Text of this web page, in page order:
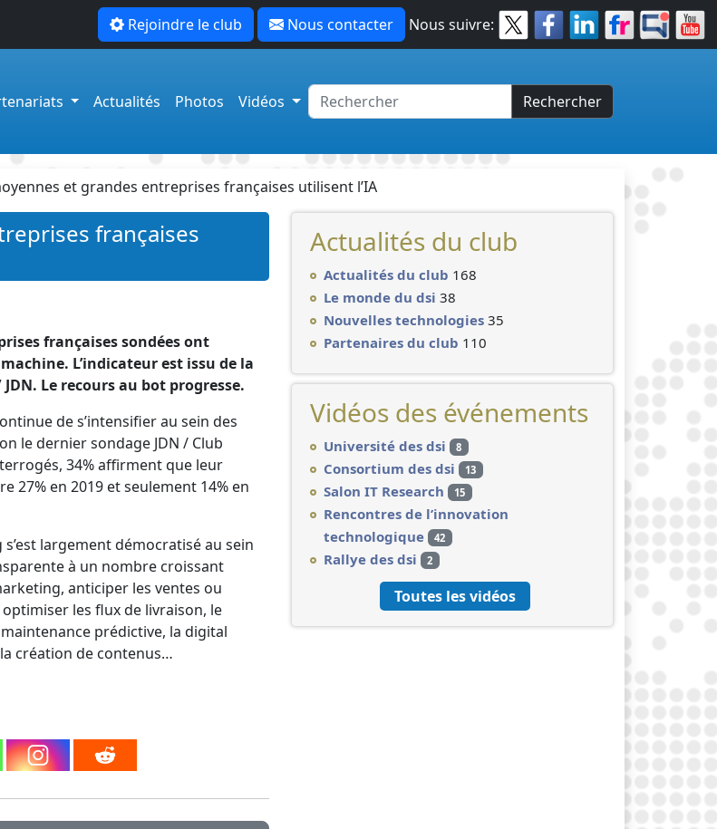
Rejoindre le club Nous contacter Nous suivre:
Actualités Photos Vidéos Rechercher
et grandes entreprises françaises utilisent l’IA
françaises
françaises sondées ont
L’indicateur est issu de la
Le recours au bot progresse.
de s’intensifier au sein des
le dernier sondage JDN / Club
34% affirment que leur
27% en 2019 et seulement 14% en
largement démocratisé au sein
à un nombre croissant
anticiper les ventes ou
les flux de livraison, le
prédictive, la digital
création de contenus…
Actualités du club
Actualités du club 168
Le monde du dsi 38
Nouvelles technologies 35
Partenaires du club 110
Vidéos des événements
Université des dsi 8
Consortium des dsi 13
Salon IT Research 15
Rencontres de l’innovation
technologique
42
Rallye des dsi 2
Toutes les vidéos